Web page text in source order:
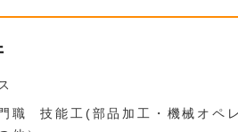
職
技能工(部品加工・機械オペ